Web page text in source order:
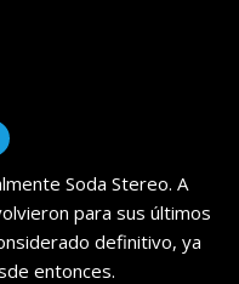
Soda Stereo. A
para sus últimos
definitivo, ya
entonces.